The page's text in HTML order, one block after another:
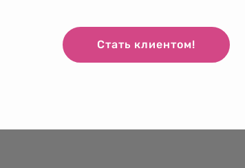
Стать клиентом!